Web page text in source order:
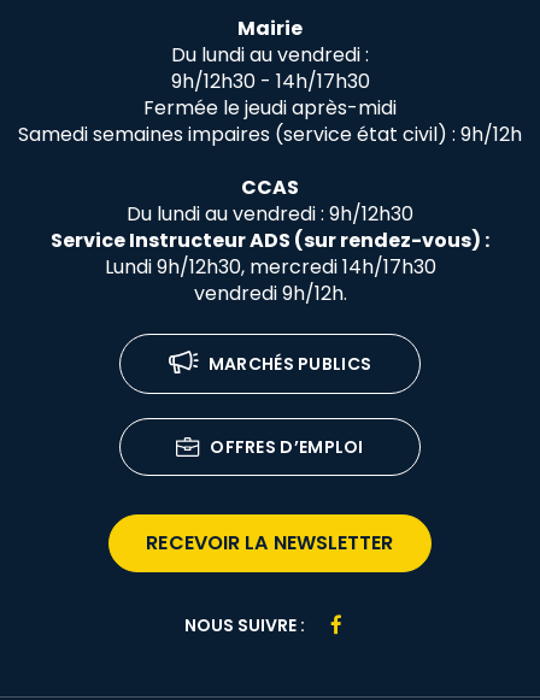
Mairie
Du lundi au vendredi :
9h/12h30 - 14h/17h30
Fermée le jeudi après-midi
Samedi semaines impaires (service état civil) : 9h/12h
CCAS
Du lundi au vendredi : 9h/12h30
Service Instructeur ADS (sur rendez-vous) :
Lundi 9h/12h30, mercredi 14h/17h30
vendredi 9h/12h.
MARCHÉS PUBLICS
OFFRES D’EMPLOI
RECEVOIR LA NEWSLETTER
NOUS SUIVRE :